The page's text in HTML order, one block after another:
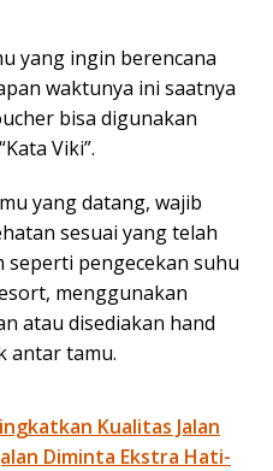
yang ingin berencana
waktunya ini saatnya
bisa digunakan
Viki”.
yang datang, wajib
sesuai yang telah
pengecekan suhu
menggunakan
atau disediakan hand
antar tamu.
Kualitas Jalan
Diminta Ekstra Hati-